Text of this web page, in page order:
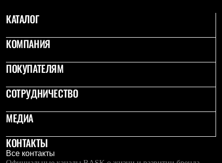
КАТАЛОГ
КОМПАНИЯ
ПОКУПАТЕЛЯМ
СОТРУДНИЧЕСТВО
МЕДИА
КОНТАКТЫ
Все контакты